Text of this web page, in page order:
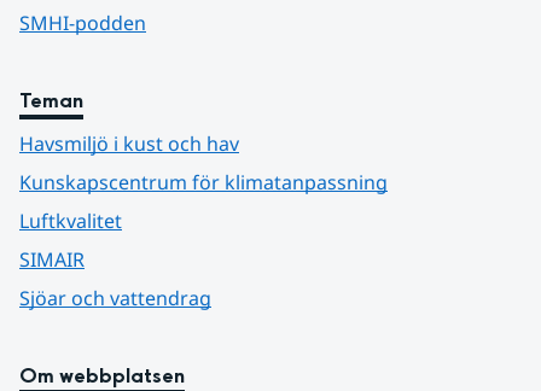
SMHI-podden
Teman
Havsmiljö i kust och hav
Kunskapscentrum för klimatanpassning
Luftkvalitet
SIMAIR
Sjöar och vattendrag
Om webbplatsen